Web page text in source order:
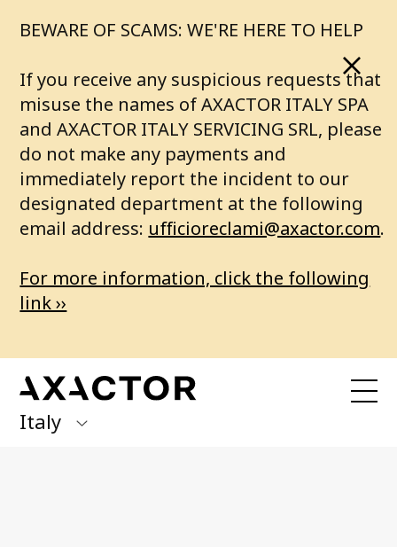
BEWARE OF SCAMS: WE'RE HERE TO HELP
If you receive any suspicious requests that
misuse the names of AXACTOR ITALY SPA
and AXACTOR ITALY SERVICING SRL, please
do not make any payments and
immediately report the incident to our
designated department at the following
email address: ufficioreclami@axactor.com.
For more information, click the following
link ››
Italy